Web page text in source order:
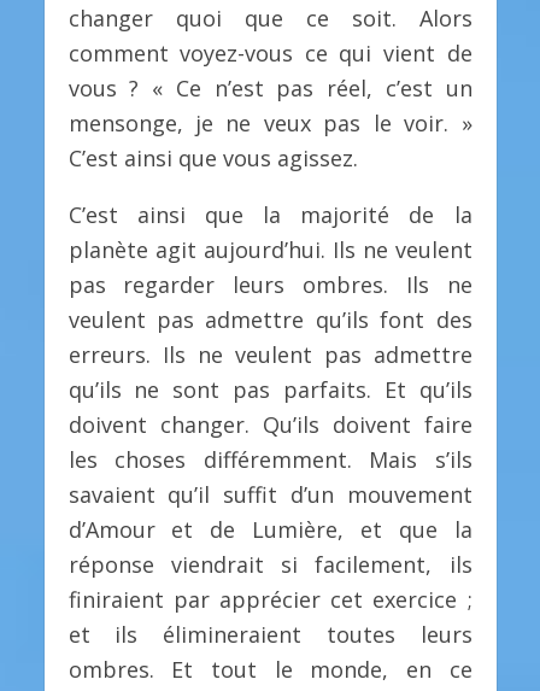
changer quoi que ce soit. Alors
comment voyez-vous ce qui vient de
vous ? « Ce n’est pas réel, c’est un
mensonge, je ne veux pas le voir. »
C’est ainsi que vous agissez.
C’est ainsi que la majorité de la
planète agit aujourd’hui. Ils ne veulent
pas regarder leurs ombres. Ils ne
veulent pas admettre qu’ils font des
erreurs. Ils ne veulent pas admettre
qu’ils ne sont pas parfaits. Et qu’ils
doivent changer. Qu’ils doivent faire
les choses différemment. Mais s’ils
savaient qu’il suffit d’un mouvement
d’Amour et de Lumière, et que la
réponse viendrait si facilement, ils
finiraient par apprécier cet exercice ;
et ils élimineraient toutes leurs
ombres. Et tout le monde, en ce